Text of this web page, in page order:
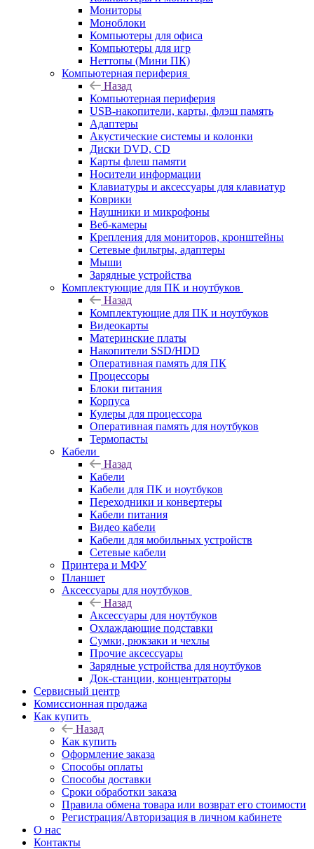
Мониторы
Моноблоки
Компьютеры для офиса
Компьютеры для игр
Неттопы (Мини ПК)
Компьютерная периферия
Назад
Компьютерная периферия
USB-накопители, карты, флэш память
Адаптеры
Акустические системы и колонки
Диски DVD, CD
Карты флеш памяти
Носители информации
Клавиатуры и аксессуары для клавиатур
Коврики
Наушники и микрофоны
Веб-камеры
Крепления для мониторов, кронштейны
Сетевые фильтры, адаптеры
Мыши
Зарядные устройства
Комплектующие для ПК и ноутбуков
Назад
Комплектующие для ПК и ноутбуков
Видеокарты
Материнские платы
Накопители SSD/HDD
Оперативная память для ПК
Процессоры
Блоки питания
Корпуса
Кулеры для процессора
Оперативная память для ноутбуков
Термопасты
Кабели
Назад
Кабели
Кабели для ПК и ноутбуков
Переходники и конвертеры
Кабели питания
Видео кабели
Кабели для мобильных устройств
Сетевые кабели
Принтера и МФУ
Планшет
Аксессуары для ноутбуков
Назад
Аксессуары для ноутбуков
Охлаждающие подставки
Сумки, рюкзаки и чехлы
Прочие аксессуары
Зарядные устройства для ноутбуков
Док-станции, концентраторы
Сервисный центр
Комиссионная продажа
Как купить
Назад
Как купить
Оформление заказа
Способы оплаты
Способы доставки
Сроки обработки заказа
Правила обмена товара или возврат его стоимости
Регистрация/Авторизация в личном кабинете
О нас
Контакты